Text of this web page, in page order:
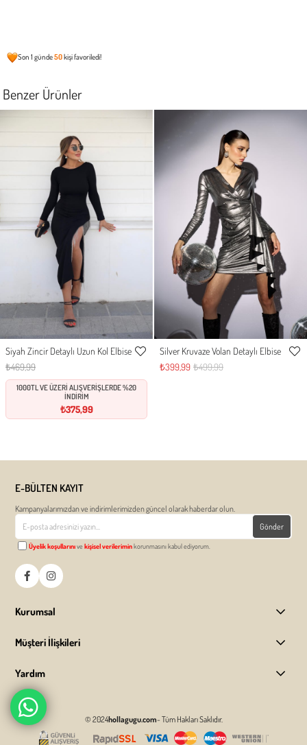
Son 1 günde50kişi favoriledi!
Benzer Ürünler
M
Siyah Zincir Detaylı Uzun Kol Elbise
Favorilere
Ekle
₺469,99
1000TL VE ÜZERİ ALIŞVERİŞLERDE %20
İNDİRİM
₺375,99
Silver Kruvaze Volan Detaylı Elbise
₺399,99 ₺499,99
E-BÜLTEN KAYIT
Kampanyalarımızdan ve indirimlerimizden güncel olarak haberdar olun.
Gönder
Üyelik koşullarınıvekişisel verileriminkorunmasını kabul ediyorum.
Kurumsal
Müşteri İlişkileri
Yardım
© 2024hollagugu.com- Tüm Hakları Saklıdır.